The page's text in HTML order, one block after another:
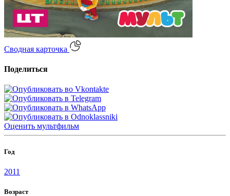
Сводная карточка
Поделиться
Оценить мультфильм
Год
2011
Возраст